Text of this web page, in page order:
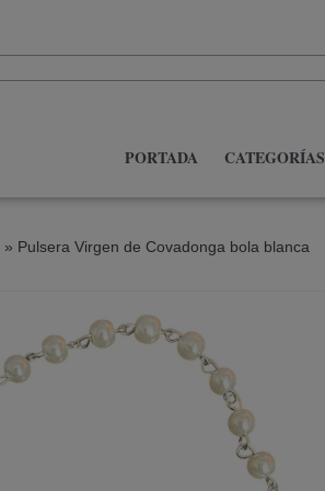
PORTADA CATEGORÍAS
» Pulsera Virgen de Covadonga bola blanca